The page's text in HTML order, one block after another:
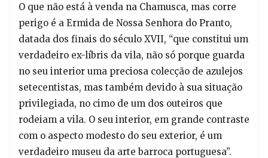
O que não está à venda na Chamusca, mas corre
perigo é a Ermida de Nossa Senhora do Pranto,
datada dos finais do século XVII, “que constitui um
verdadeiro ex-líbris da vila, não só porque guarda
no seu interior uma preciosa colecção de azulejos
setecentistas, mas também devido à sua situação
privilegiada, no cimo de um dos outeiros que
rodeiam a vila. O seu interior, em grande contraste
com o aspecto modesto do seu exterior, é um
verdadeiro museu da arte barroca portuguesa”.